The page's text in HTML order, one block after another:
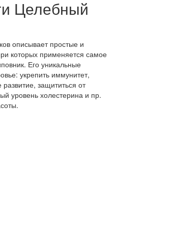
Целебный
описывает простые и
которых применяется самое
Его уникальные
укрепить иммунитет,
защититься от
уровень холестерина и пр.